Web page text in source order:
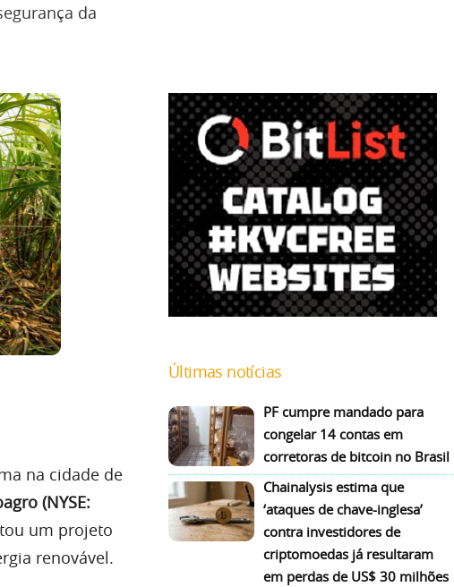
da
na cidade de
(NYSE:
um projeto
renovável.
Últimas notícias
PF cumpre mandado para
congelar 14 contas em
corretoras de bitcoin no Brasil
Chainalysis estima que
‘ataques de chave-inglesa’
contra investidores de
criptomoedas já resultaram
em perdas de US$ 30 milhões